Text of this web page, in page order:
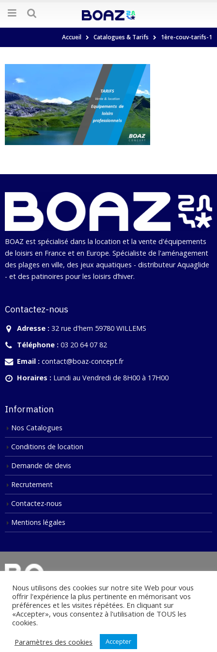
Accueil Catalogues & Tarifs 1ère-couv-tarifs-1
BOAZ est spécialisé dans la location et la vente d'équipements
de loisirs en France et en Europe. Spécialiste de l'aménagement
des plages en ville, des jeux aquatiques - distributeur Aquaglide
- et des patinoires pour les loisirs d’hiver.
Contactez-nous
Adresse : 32 rue d'hem 59780 WILLEMS
Téléphone : 03 20 64 07 82
Email : contact@boaz-concept.fr
Horaires : Lundi au Vendredi de 8H00 à 17H00
Information
Nos Catalogues
Conditions de location
Demande de devis
Recrutement
Contactez-nous
Mentions légales
© Copyright 2021. Tous droits réservés.
Nous utilisons des cookies sur notre site Web pour vous
offrir l'expérience la plus pertinente en mémorisant vos
préférences et les visites répétées. En cliquant sur
«Accepter», vous consentez à l'utilisation de TOUS les
cookies.
Paramètres des cookies
Accepter